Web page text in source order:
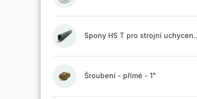
Spony HS T pro
Šroubení - přímé - 1"